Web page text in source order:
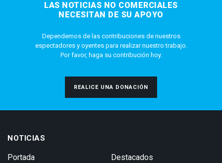
LAS NOTICIAS NO COMERCIALES
NECESITAN DE SU APOYO
Dependemos de las contribuciones de nuestros
espectadores y oyentes para realizar nuestro trabajo.
Por favor, haga su contribución hoy.
REALICE UNA DONACIÓN
NOTICIAS
Portada Destacados